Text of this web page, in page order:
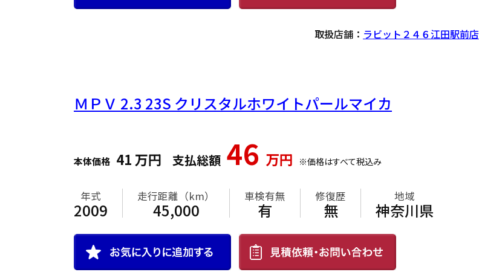
取扱店舗： ラビット２４６江田駅前店
ＭＰＶ 2.3 23S クリスタルホワイトパールマイカ
本体価格 41 万円 支払総額 46 万円 ※価格はすべて税込み
年式
2009
走行距離（km）
45,000
車検有無
有
修復歴
無
地域
神奈川県